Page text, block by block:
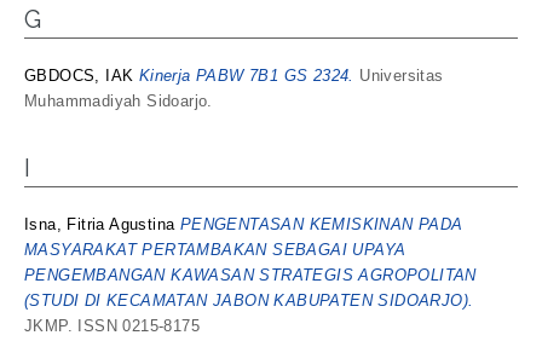
G
GBDOCS, IAK Kinerja PABW 7B1 GS 2324. Universitas
Muhammadiyah Sidoarjo.
I
Isna, Fitria Agustina PENGENTASAN KEMISKINAN PADA
MASYARAKAT PERTAMBAKAN SEBAGAI UPAYA
PENGEMBANGAN KAWASAN STRATEGIS AGROPOLITAN
(STUDI DI KECAMATAN JABON KABUPATEN SIDOARJO).
JKMP. ISSN 0215-8175